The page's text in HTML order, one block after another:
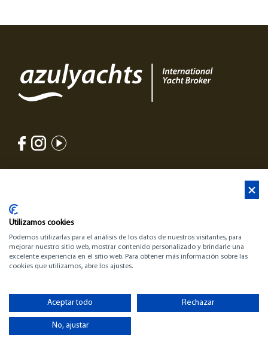
Utilizamos cookies
Podemos utilizarlas para el análisis de los datos de nuestros visitantes, para
mejorar nuestro sitio web, mostrar contenido personalizado y brindarle una
excelente experiencia en el sitio web. Para obtener más información sobre las
cookies que utilizamos, abre los ajustes.
Aceptar todo Rechazar
No, ajustar